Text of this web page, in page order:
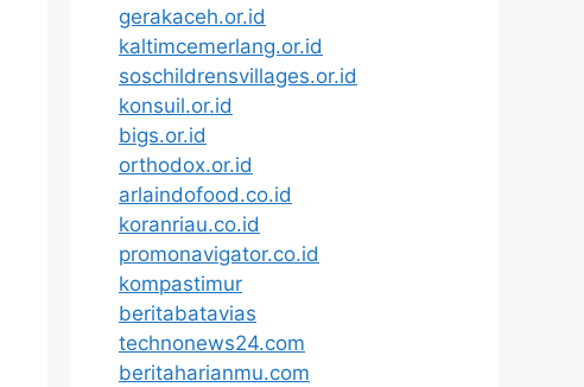
gerakaceh.or.id
kaltimcemerlang.or.id
soschildrensvillages.or.id
konsuil.or.id
bigs.or.id
orthodox.or.id
arlaindofood.co.id
koranriau.co.id
promonavigator.co.id
kompastimur
beritabatavias
technonews24.com
beritaharianmu.com